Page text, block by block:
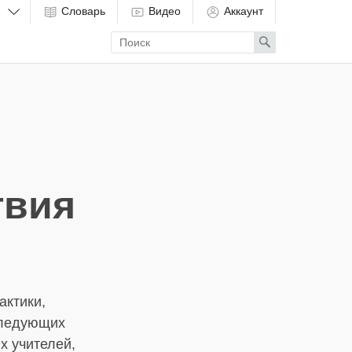
Словарь Видео Аккаунт
Enter
search
term
Search
учителей,